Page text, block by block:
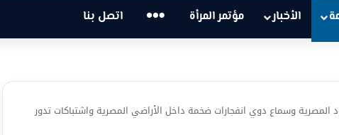
الأخبار مؤتمر المرأة … اتصل بنا
المصرية وسماع دوي انفجارات ضخمة داخل الأراضي المصرية واشتباكات تدور